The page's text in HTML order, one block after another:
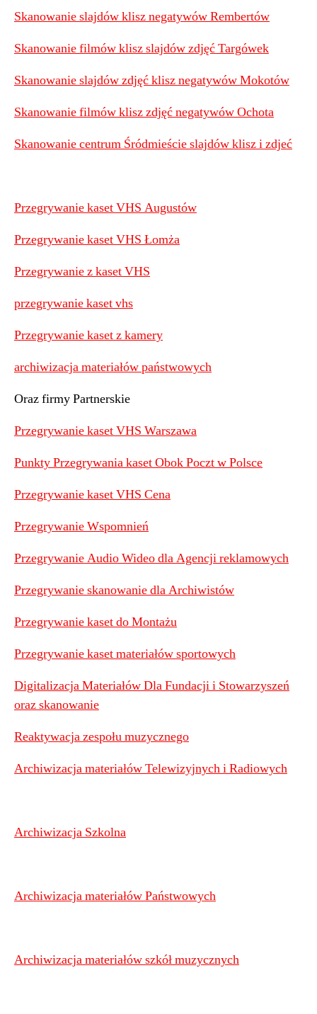
Skanowanie slajdów klisz negatywów Rembertów
Skanowanie filmów klisz slajdów zdjęć Targówek
Skanowanie slajdów zdjęć klisz negatywów Mokotów
Skanowanie filmów klisz zdjęć negatywów Ochota
Skanowanie centrum Śródmieście slajdów klisz i zdjeć
Przegrywanie kaset VHS Augustów
Przegrywanie kaset VHS Łomża
Przegrywanie z kaset VHS
przegrywanie kaset vhs
Przegrywanie kaset z kamery
archiwizacja materiałów państwowych
Oraz firmy Partnerskie
Przegrywanie kaset VHS Warszawa
Punkty Przegrywania kaset Obok Poczt w Polsce
Przegrywanie kaset VHS Cena
Przegrywanie Wspomnień
Przegrywanie Audio Wideo dla Agencji reklamowych
Przegrywanie skanowanie dla Archiwistów
Przegrywanie kaset do Montażu
Przegrywanie kaset materiałów sportowych
Digitalizacja Materiałów Dla Fundacji i Stowarzyszeń
oraz skanowanie
Reaktywacja zespołu muzycznego
Archiwizacja materiałów Telewizyjnych i Radiowych
Archiwizacja Szkolna
Archiwizacja materiałów Państwowych
Archiwizacja materiałów szkół muzycznych